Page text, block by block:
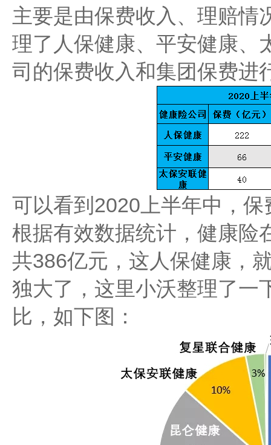
主要是由保费收入、理赔情
理了人保健康、平安健康、
司的保费收入和集团保费进
可以看到2020上半年中，
根据有效数据统计，健康险
共386亿元，这人保健康，
独大了，这里小沃整理了一
比，如下图：